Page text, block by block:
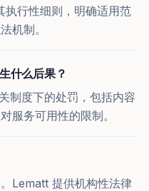
执行性细则，明确适用范
机制。
什么后果？
制度下的处罚，包括内容
服务可用性的限制。
Lematt 提供机构性法律